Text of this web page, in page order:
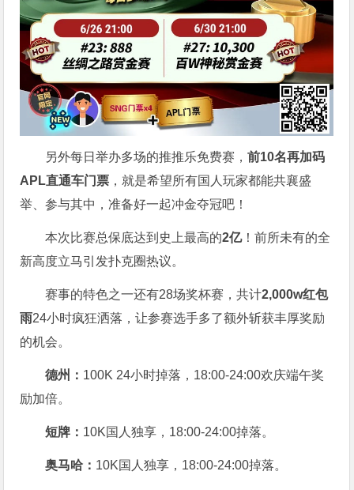
另外每日举办多场的推推乐免费赛，前10名再加码
APL直通车门票 ，就是希望所有国人玩家都能共襄盛
举、参与其中，准备好一起冲金夺冠吧！
本次比赛总保底达到史上最高的2亿！前所未有的全
新高度立马引发扑克圈热议。
赛事的特色之一还有28场奖杯赛，共计2,000w红包
雨24小时疯狂洒落，让参赛选手多了额外斩获丰厚奖励
的机会。
德州： 100K 24小时掉落， 18:00-24:00欢庆端午奖
励加倍。
短牌： 10K国人独享，18:00-24:00掉落。
奥马哈 ： 10K国人独享，18:00-24:00掉落。